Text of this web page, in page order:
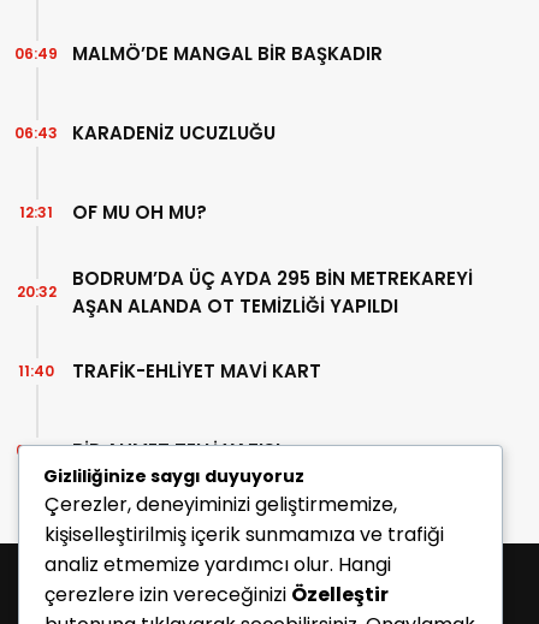
MALMÖ’DE MANGAL BİR BAŞKADIR
06:49
KARADENİZ UCUZLUĞU
06:43
OF MU OH MU?
12:31
BODRUM’DA ÜÇ AYDA 295 BİN METREKAREYİ
AŞAN ALANDA OT TEMİZLİĞİ YAPILDI
20:32
TRAFİK-EHLİYET MAVİ KART
11:40
BİR AHMET TELLİ YAZISI
07:30
Gizliliğinize saygı duyuyoruz
Çerezler, deneyiminizi geliştirmemize,
kişiselleştirilmiş içerik sunmamıza ve trafiği
analiz etmemize yardımcı olur. Hangi
çerezlere izin vereceğinizi Özelleştir